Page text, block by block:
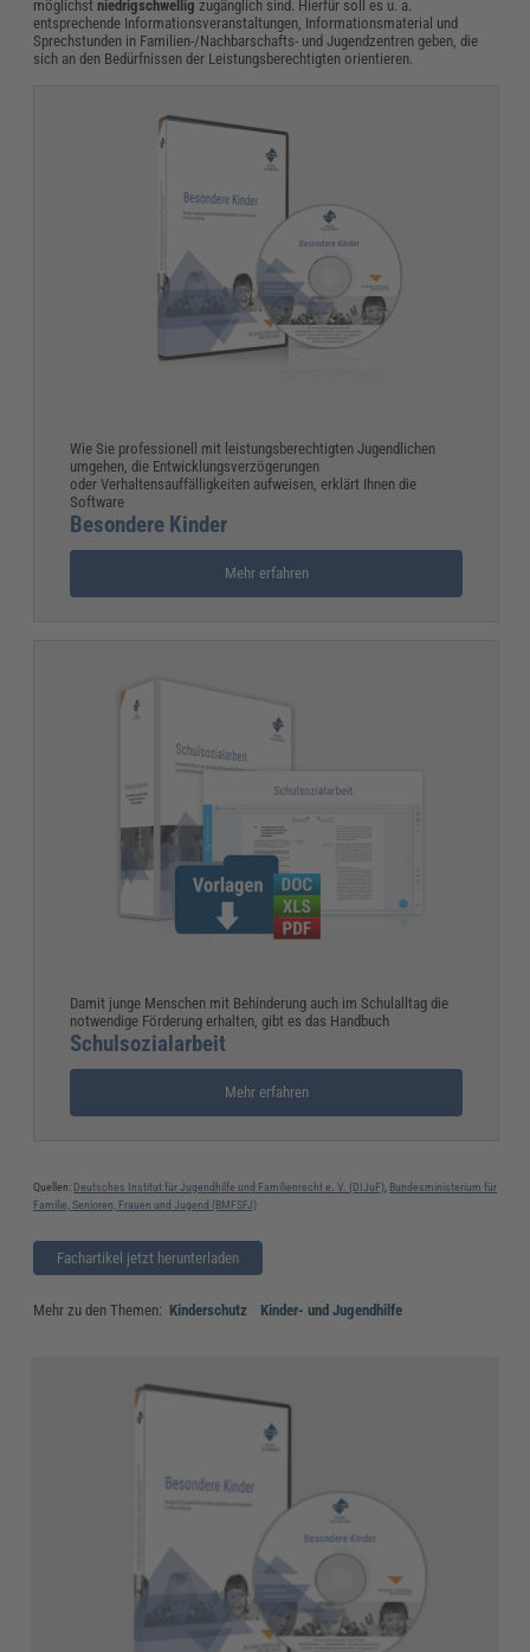
möglichstniedrigschwellig zugänglich sind. Hierfür soll es u. a.
entsprechende Informationsveranstaltungen, Informationsmaterial und
Sprechstunden in Familien-/Nachbarschafts- und Jugendzentren geben, die
sich an den Bedürfnissen der Leistungsberechtigten orientieren.
Wie Sie professionell mit leistungsberechtigten Jugendlichen
umgehen, die Entwicklungsverzögerungen
oder Verhaltensauffälligkeiten aufweisen, erklärt Ihnen die
Software
Besondere Kinder
Mehr erfahren
Damit junge Menschen mit Behinderung auch im Schulalltag die
notwendige Förderung erhalten, gibt es das Handbuch
Schulsozialarbeit
Mehr erfahren
Quellen: Deutsches Institut für Jugendhilfe und Familienrecht e. V. (DIJuF) Bundesministerium für
Familie, Senioren, Frauen und Jugend (BMFSFJ)
Fachartikel jetzt herunterladen
Mehr zu den Themen: Kinderschutz Kinder- und Jugendhilfe